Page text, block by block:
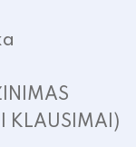
KLAUSIMAI)